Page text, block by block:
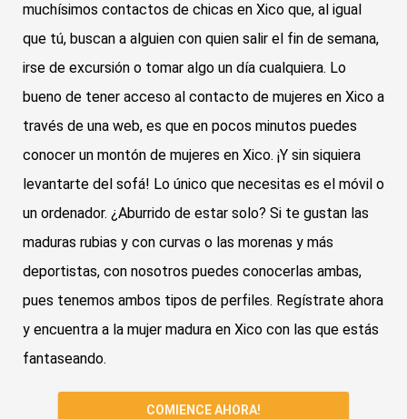
muchísimos contactos de chicas en Xico que, al igual
que tú, buscan a alguien con quien salir el fin de semana,
irse de excursión o tomar algo un día cualquiera. Lo
bueno de tener acceso al contacto de mujeres en Xico a
través de una web, es que en pocos minutos puedes
conocer un montón de mujeres en Xico. ¡Y sin siquiera
levantarte del sofá! Lo único que necesitas es el móvil o
un ordenador. ¿Aburrido de estar solo? Si te gustan las
maduras rubias y con curvas o las morenas y más
deportistas, con nosotros puedes conocerlas ambas,
pues tenemos ambos tipos de perfiles. Regístrate ahora
y encuentra a la mujer madura en Xico con las que estás
fantaseando.
COMIENCE AHORA!